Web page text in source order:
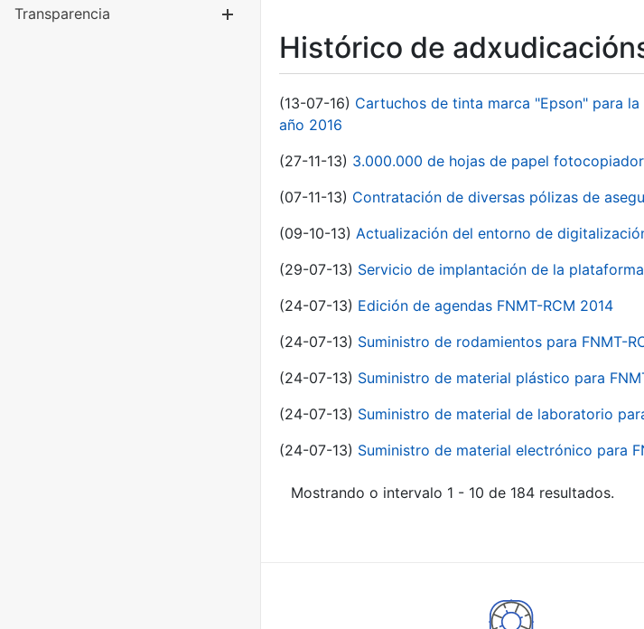
Transparencia
Histórico de
(13-07-16) Cartuchos de tinta marca "Epson" para
año 2016
(27-11-13) 3.000.000 de hojas de papel
(07-11-13) Contratación de diversas pólizas de
(09-10-13) Actualización del entorno de
(29-07-13) Servicio de implantación de la
(24-07-13) Edición de agendas FNMT-RCM 2014
(24-07-13) Suministro de rodamientos para FNMT-
(24-07-13) Suministro de material plástico para
(24-07-13) Suministro de material de laboratorio
(24-07-13) Suministro de material electrónico para
Mostrando o intervalo 1 - 10 de 184 resultados.